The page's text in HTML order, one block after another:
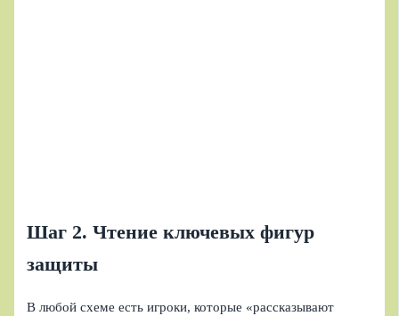
Шаг 2. Чтение ключевых фигур
защиты
В любой схеме есть игроки, которые «рассказывают